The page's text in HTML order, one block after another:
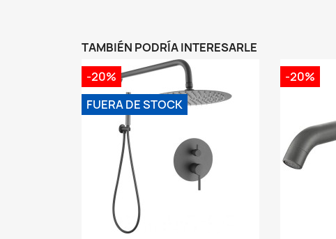
TAMBIÉN PODRÍA INTERESARLE
-20%
FUERA DE STOCK
-20%